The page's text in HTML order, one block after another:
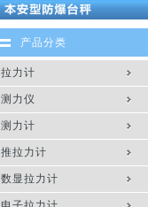
产品分类
拉力计
测力仪
测力计
推拉力计
数显拉力计